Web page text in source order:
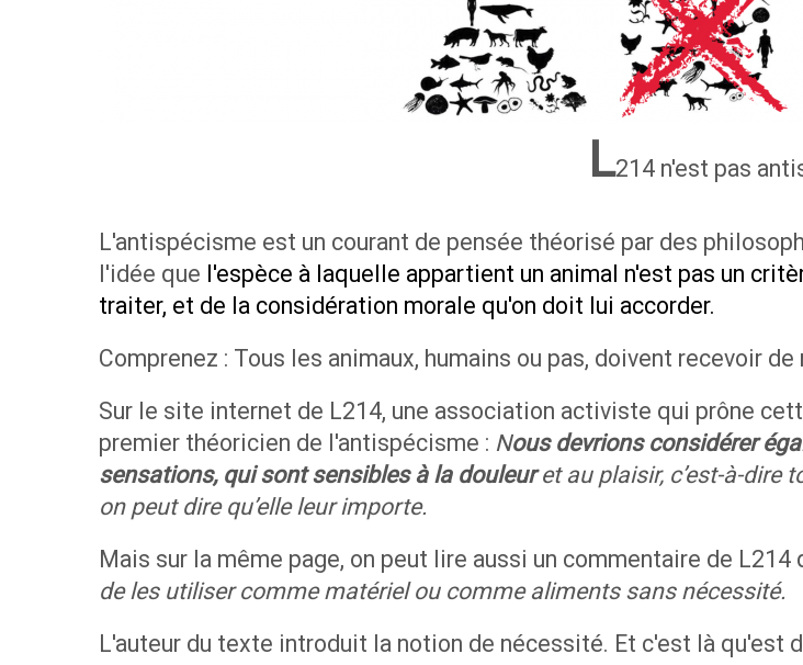
L214 n'est pas
L'antispécisme est un courant de pensée théorisé par des
l'idée que l'espèce à laquelle appartient un animal n'est pas un
traiter, et de la considération morale qu'on doit lui accorder.
Comprenez : Tous les animaux, humains ou pas, doivent recevoir
Sur le site internet de L214, une association activiste qui prône
premier théoricien de l'antispécisme : Nous devrions considérer
sensations, qui sont sensibles à la douleuret au plaisir, c’est-à-dire
on peut dire qu’elle leur importe.
Mais sur la même page, on peut lire aussi un commentaire de L214
de les utiliser comme matériel ou comme aliments sans nécessité.
L'auteur du texte introduit la notion de nécessité. Et c'est là qu'est